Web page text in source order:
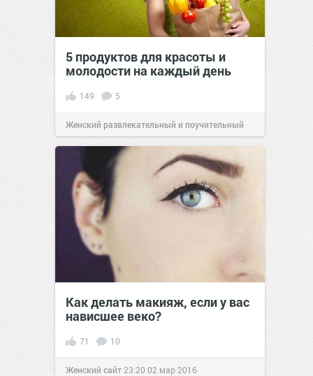
5 продуктов для красоты и
молодости на каждый день
149 5
Женский развлекательный и поучительный
сайт.17:3408 июн 2020
Как делать макияж, если у вас
нависшее веко?
71 10
Женский сайт 23:20 02 мар 2016